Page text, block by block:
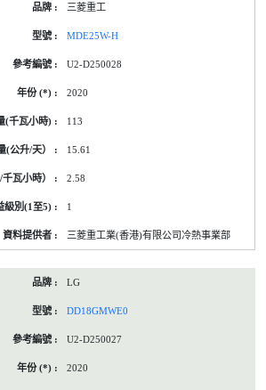
三菱重工
MDE25W-H
U2-D250028
2020
113
15.61
2.58
1
三菱重工業(香港)有限公司冷熱事業部
LG
DD18GMWE0
U2-D250027
2020